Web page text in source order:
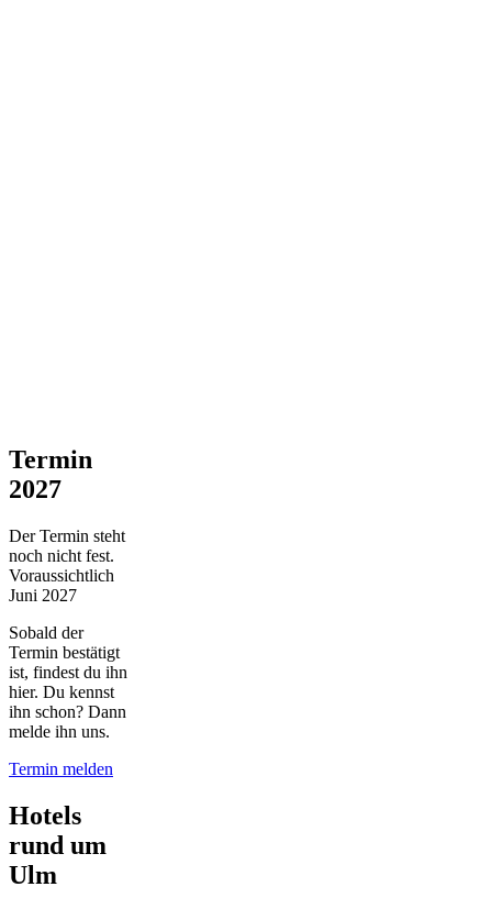
Termin
2027
Der Termin steht
noch nicht fest.
Voraussichtlich
Juni 2027
Sobald der
Termin bestätigt
ist, findest du ihn
hier. Du kennst
ihn schon? Dann
melde ihn uns.
Termin melden
Hotels
rund um
Ulm